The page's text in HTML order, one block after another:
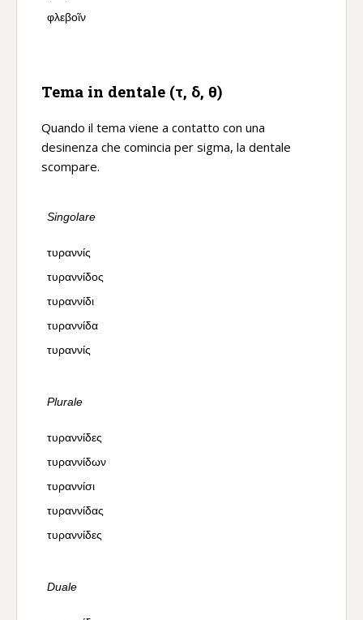
φλεβοῖν
Tema in dentale (τ, δ, θ)
Quando il tema viene a contatto con una
desinenza che comincia per sigma, la dentale
scompare.
Singolare
τυραννίς
τυραννίδος
τυραννίδι
τυραννίδα
τυραννίς
Plurale
τυραννίδες
τυραννίδων
τυραννίσι
τυραννίδας
τυραννίδες
Duale